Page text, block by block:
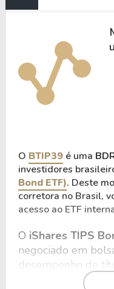
O BTIP39 é uma
investidores
Bond ETF). Deste
corretora no Brasil,
acesso ao ETF
O iShares TIPS
negociado em
desempenho de
Unidos protegidos